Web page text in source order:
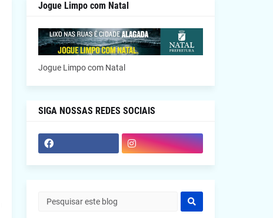
Jogue Limpo com Natal
Jogue Limpo com Natal
SIGA NOSSAS REDES SOCIAIS